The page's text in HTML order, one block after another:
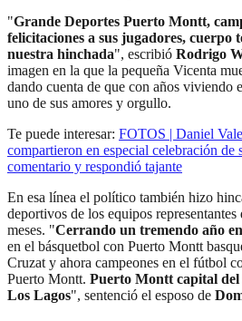
"Grande Deportes Puerto Montt,
felicitaciones a sus jugadores, cuerpo
nuestra hinchada", escribió Rodrigo
imagen en la que la pequeña Vicenta
dando cuenta de que con años viviendo
uno de sus amores y orgullo.
Te puede interesar: FOTOS | Daniel
compartieron en especial celebración
comentario y respondió tajante
En esa línea el político también hizo
deportivos de los equipos
meses. "Cerrando un tremendo año
en el básquetbol con Puerto Montt
Cruzat y ahora campeones en el fútbol
Puerto Montt. Puerto Montt capital
Los Lagos", sentenció el esposo de